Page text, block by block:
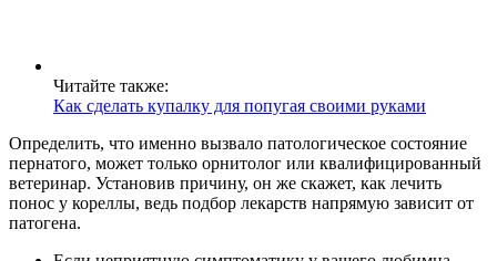
Читайте также:
Как сделать купалку для попугая своими руками
Определить, что именно вызвало патологическое состояние
пернатого, может только орнитолог или квалифицированный
ветеринар. Установив причину, он же скажет, как лечить
понос у кореллы, ведь подбор лекарств напрямую зависит от
патогена.